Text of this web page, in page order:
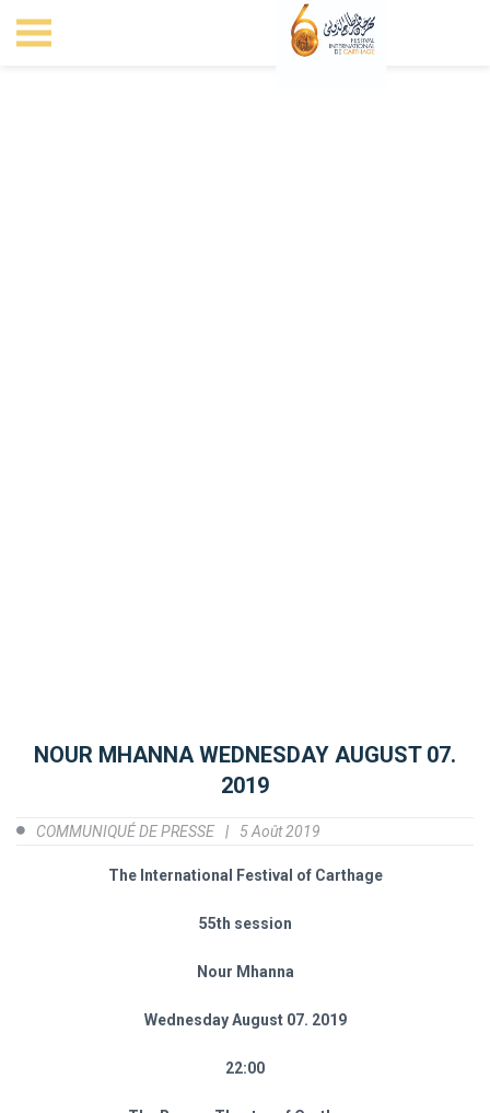
NOUR MHANNA WEDNESDAY AUGUST 07.
2019
COMMUNIQUÉ DE PRESSE 5 Août 2019
The International Festival of Carthage
55th session
Nour Mhanna
Wednesday August 07. 2019
22:00